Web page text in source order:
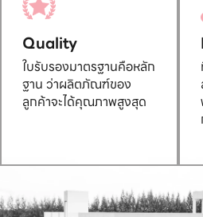
Quality
ใบรับรองมาตรฐานคือหลัก
ฐาน ว่าผลิตภัณฑ์ของ
ลูกค้าจะได้คุณภาพสูงสุด